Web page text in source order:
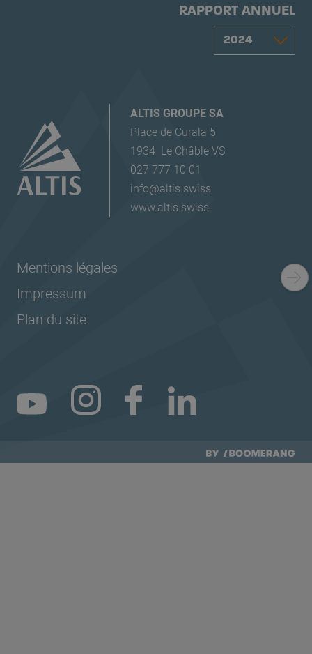
ALTIS GROUPE SA
Place de Curala 5
1934 Le Châble VS
027 777 10 01
info@altis.swiss
www.altis.swiss
Mentions légales
Impressum
Plan du site
RAPPORT ANNUEL